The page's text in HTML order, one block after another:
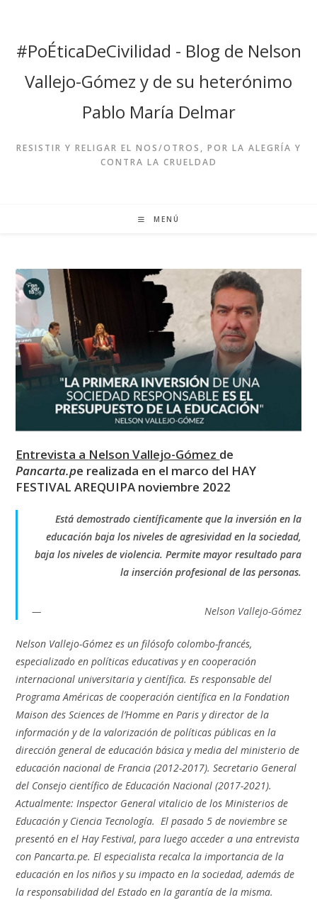
contenido
#PoÉticaDeCivilidad - Blog de Nelson
Vallejo-Gómez y de su heterónimo
Pablo María Delmar
RESISTIR Y RELIGAR EL NOS/OTROS, POR LA ALEGRÍA Y
CONTRA LA CRUELDAD
MENÚ
Entrevista a Nelson Vallejo-Gómez de
Pancarta.pe realizada en el marco del HAY
FESTIVAL AREQUIPA noviembre 2022
Está demostrado científicamente que la inversión en la
educación baja los niveles de agresividad en la sociedad,
baja los niveles de violencia. Permite mayor resultado para
la inserción profesional de las personas.
Nelson Vallejo-Gómez
Nelson Vallejo-Gómez es un filósofo colombo-francés,
especializado en políticas educativas y en cooperación
internacional universitaria y científica. Es responsable del
Programa Américas de cooperación científica en la Fondation
Maison des Sciences de l’Homme en Paris y director de la
información y de la valorización de políticas públicas en la
dirección general de educación básica y media del ministerio de
educación nacional de Francia (2012-2017). Secretario General
del Consejo científico de Educación Nacional (2017-2021).
Actualmente: Inspector General vitalicio de los Ministerios de
Educación y Ciencia Tecnología. El pasado 5 de noviembre se
presentó en el Hay Festival, para luego acceder a una entrevista
con Pancarta.pe. El especialista recalca la importancia de la
educación en los niños y su impacto en la sociedad, además de
la responsabilidad del Estado en la garantía de la misma.